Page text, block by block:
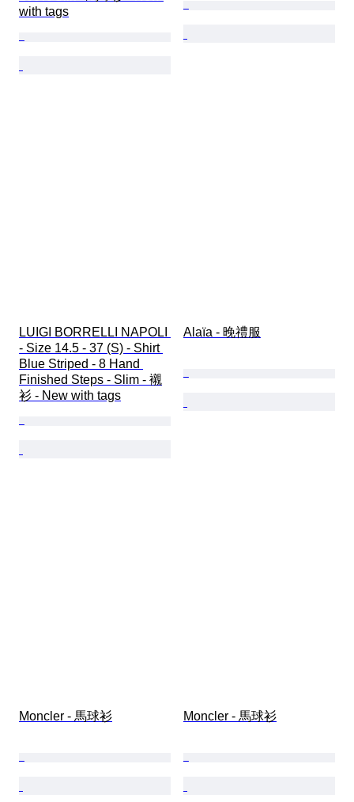
with tags
LUIGI BORRELLI NAPOLI
- Size 14.5 - 37 (S) - Shirt
Blue Striped - 8 Hand
Finished Steps - Slim - 襯
衫 - New with tags
Alaïa - 晚禮服
Moncler - 馬球衫 Moncler - 馬球衫